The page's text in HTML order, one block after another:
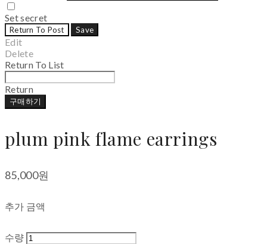
Set secret
Return To Post Save
Edit
Delete
Return To List
Return
구매하기
plum pink flame earrings
85,000원
추가 금액
수량